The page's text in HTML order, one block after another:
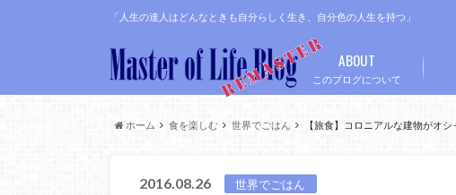
「人生の達人はどんなときも自分らしく生き、自分色の人生を持つ」
このブログについて
ABOUT
ホーム 食を楽しむ 世界でごはん 【旅食】コロニアルな建物がオ
2016.08.26 世界でごはん